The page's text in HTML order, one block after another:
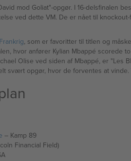
mod Goliat"-opgør. I 16-delsfinalen
ved dette VM. De er nået til
Frankrig, som er favoritter til titlen og
hvor anfører Kylian Mbappé
Olise ved siden af Mbappé, er
svært opgør, hvor de forventes at
– Kamp 89
Financial Field)